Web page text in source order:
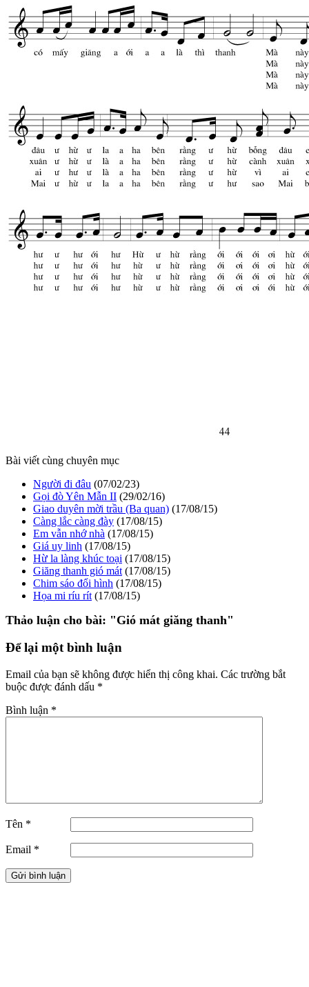
Bài viết cùng chuyên mục
Người đi đâu (07/02/23)
Gọi đò Yên Mẫn II (29/02/16)
Giao duyên mời trầu (Ba quan) (17/08/15)
Càng lắc càng đày (17/08/15)
Em vẫn nhớ nhà (17/08/15)
Giá uy linh (17/08/15)
Hừ la làng khúc toại (17/08/15)
Giăng thanh gió mát (17/08/15)
Chim sáo đổi hình (17/08/15)
Họa mi ríu rít (17/08/15)
Thảo luận cho bài: "Gió mát giăng thanh"
Để lại một bình luận
Email của bạn sẽ không được hiển thị công khai. Các trường bắt
buộc được đánh dấu *
Bình luận *
Tên *
Email *